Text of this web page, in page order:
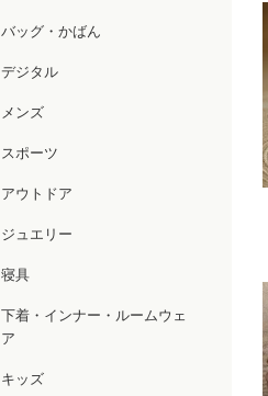
バッグ・かばん
デジタル
メンズ
スポーツ
アウトドア
ジュエリー
寝具
下着・インナー・ルームウェ
ア
キッズ